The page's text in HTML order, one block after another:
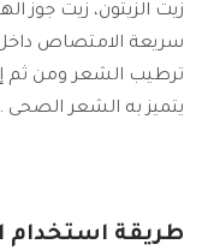
زيت الزيتون، زيت جوز
سريعة الامتصاص
ترطيب الشعر ومن ثم
يتميز به الشعر الصحى .
طريقة استخدام